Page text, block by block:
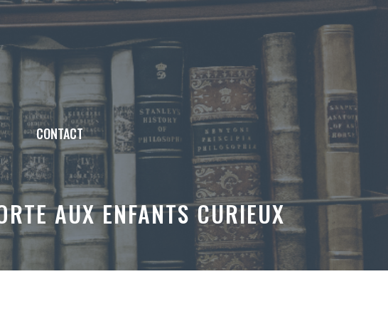
CONTACT
AUX ENFANTS CURIEUX